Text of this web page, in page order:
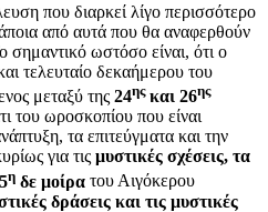
που διαρκεί λίγο περισσότερο
από αυτά που θα αναφερθούν
σημαντικό ωστόσο είναι, ότι ο
τελευταίο δεκαήμερου του
μεταξύ της 24ηςκαι 26ης
του ωροσκοπίου που είναι
τα επιτεύγματα και την
για τις μυστικές σχέσεις, τα
η δε μοίρα του Αιγόκερου
δράσεις και τις μυστικές